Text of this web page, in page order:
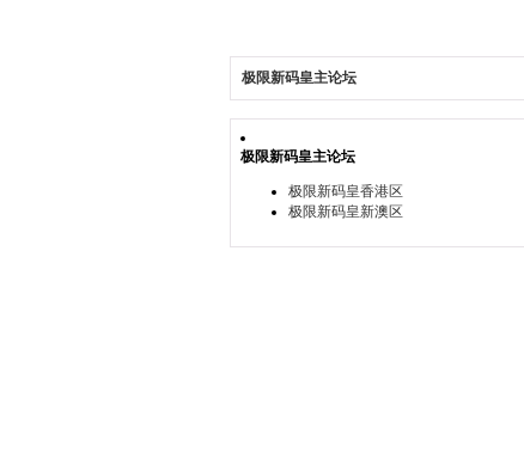
极限新码皇主论坛
极限新码皇主论坛
极限新码皇香港区
极限新码皇新澳区